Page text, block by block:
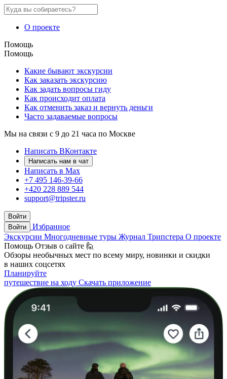
О проекте
Помощь
Помощь
Какие бывают экскурсии
Как заказать экскурсию
Как задать вопросы гиду
Как происходит оплата
Как отменить заказ и вернуть деньги
Часто задаваемые вопросы
Мы на связи с 9 до 21 часа по Москве
Написать ВКонтакте
Написать нам в чат
Написать в Max
+7 495 146-39-66
+420 228 889 544
support@tripster.ru
Войти
Войти
Избранное
Экскурсии Многодневные туры Журнал Трипстера О проекте
Помощь Отзыв о сайте 🙋
Обзоры необычных мест по всему миру, новинки и скидки
в наших соцсетях
Планируйте
путешествие на ходу Скачать приложение